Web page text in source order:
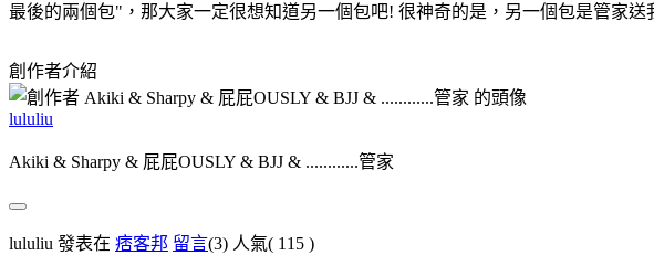
最後的兩個包"，那大家一定很想知道另一個包吧! 很神奇的是，另一個包是管家
創作者介紹
lululiu
Akiki & Sharpy & 屁屁OUSLY & BJJ & ............管家
lululiu 發表在 痞客邦 留言(3) 人氣( 115 )